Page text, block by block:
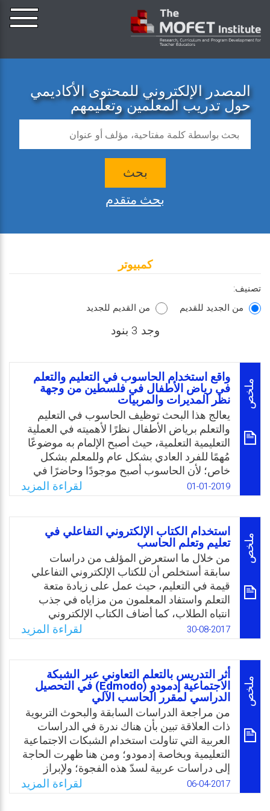
المصدر الإلكتروني للمحتوى الأكاديمي
حول تدريب المعلمين وتعليمهم
بحث
بحث متقدم
كمبيوتر
تصنيف:
من الجديد للقديم
من القديم للجديد
وجد 3 بنود
ملخص
واقع استخدام الحاسوب في التعليم والتعلم
في رياض الأطفال في فلسطين من وجهة
نظر المديرات والمربيات
يعالج هذا البحث توظيف الحاسوب في التعليم
والتعلم برياض الأطفال نظرًا لأهميته في العملية
التعليمية التعلمية، حيث أصبح الإلمام به موضوعًا
مُهمًا للفرد العادي بشكل عام وللمعلم بشكل
خاص؛ لأن الحاسوب أصبح موجودًا وحاضرًا في
مؤسساتنا التعليمية وفي جميع شؤون حياتنا،
وتحاول الدراسة رصد واقع استخدام الحاسوب
في مؤسسات رياض الأطفال من وجهة نظر
مديرات ومربيات رياض الأطفال في محافظة
سلفيت في فلسطين، إضافة للبحث عن معوقات
استخدام الحاسوب في التعليم والتعلم في مرحلة
ما قبل المدرسة.
WhatsApp
Facebook
Twitter
Email
01-01-2019 لقراءة المزيد
ملخص
استخدام الكتاب الإلكتروني التفاعلي في
تعليم وتعلم الحاسب
من خلال ما استعرض المؤلف من دراسات
سابقة أستخلص أن للكتاب الإلكتروني التفاعلي
قيمة في التعليم، حيث عمل على زيادة متعة
التعلم واستفاد المعلمون من مزاياه في جذب
انتباه الطلاب، كما أضاف الكتاب الإلكتروني
للتعليم قيمة حقيقية. وحوّل دور المعلم تبدل من
مصدر للمعلومات إلى مرشد وميسر للطلاب،
كما وساعد الحكومات على التخفيف من عبء
الطباعة وتكاليفها، وساهم الكتاب التفاعلي في
رفع مستوى التحصيل لدى الطلاب، وعزز الاتجاه
الإيجابي نحو التعلم.
WhatsApp
Facebook
Twitter
Email
30-08-2017 لقراءة المزيد
ملخص
أثر التدريس بالتعلم التعاوني عبر الشبكة
الاجتماعية إدمودو (Edmodo) في التحصيل
الدراسي لمقرر الحاسب الآلي
من مراجعة الدراسات السابقة والبحوث التربوية
ذات العلاقة تبين بأن هناك ندرة في الدراسات
العربية التي تناولت استخدام الشبكات الاجتماعية
التعليمية وبخاصة إدمودو؛ ومن هنا ظهرت الحاجة
إلى دراسات عربية لسدّ هذه الفجوة؛ ولإبراز
أهمية استخدام المستجدات الحديثة في التعلم
التعاوني لتحقيق الجودة المنشودة في العملية
06-04-2017 لقراءة المزيد